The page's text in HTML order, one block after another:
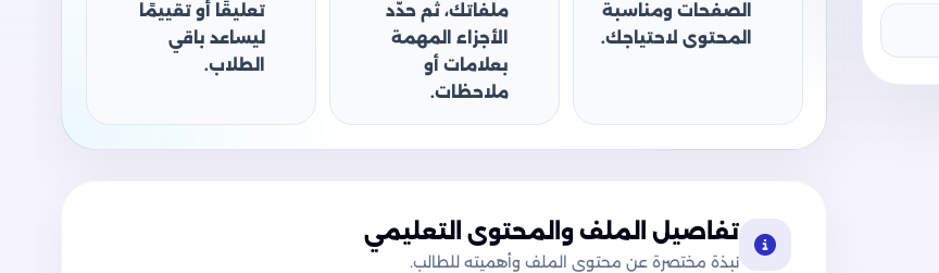
الصفحات ومناسبة
المحتوى لاحتياجك.
ملفاتك، ثم حدّد
الأجزاء المهمة
بعلامات أو
ملاحظات.
تعليقًا أو تقييمًا
ليساعد باقي
الطلاب.
تفاصيل الملف والمحتوى التعليمي
نبذة مختصرة عن محتوى الملف وأهميته للطالب.